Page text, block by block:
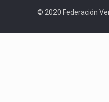
© 2020 Federación